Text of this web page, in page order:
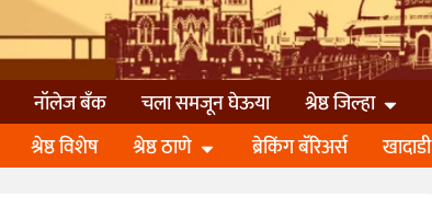
नॉलेज बॅंक चला समजून घेऊया श्रेष्ठ जिल्हा
श्रेष्ठ विशेष श्रेष्ठ ठाणे ब्रेकिंग बॅरिअर्स खादाडी